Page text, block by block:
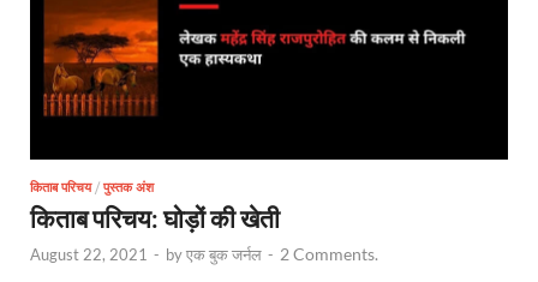
किताब परिचय/ पुस्तक अंश
किताब परिचय: घोड़ों की खेती
August 22, 2021 - byएक बुक जर्नल - 2 Comments.